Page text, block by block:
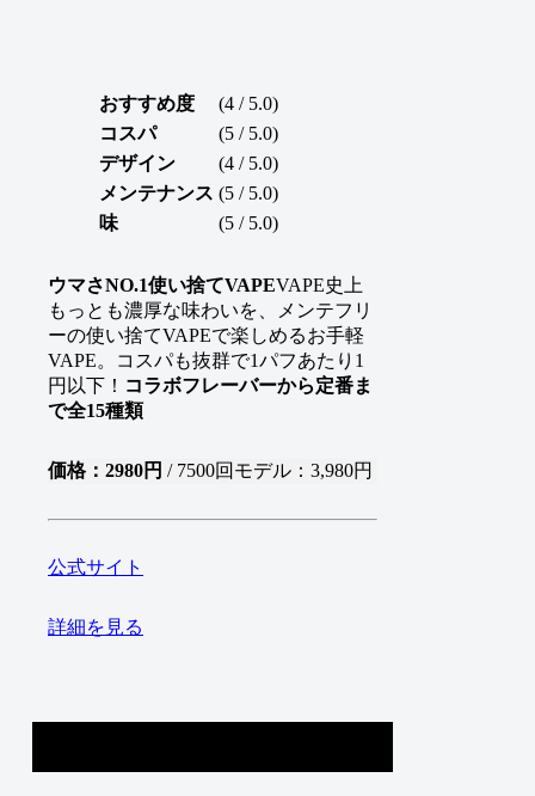
おすすめ度
(4 / 5.0)
コスパ
(5 / 5.0)
デザイン
(4 / 5.0)
メンテナンス (5 / 5.0)
味
(5 / 5.0)
ウマさNO.1使い捨てVAPEVAPE史上
もっとも濃厚な味わいを、メンテフリ
ーの使い捨てVAPEで楽しめるお手軽
VAPE。コスパも抜群で1パフあたり1
円以下！ コラボフレーバーから定番ま
で全15種類
価格：2980円 / 7500回モデル：3,980円
公式サイト
詳細を見る